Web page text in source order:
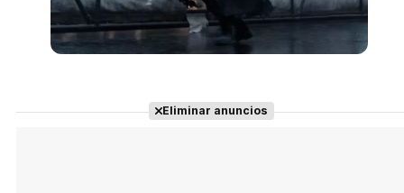
Eliminar anuncios